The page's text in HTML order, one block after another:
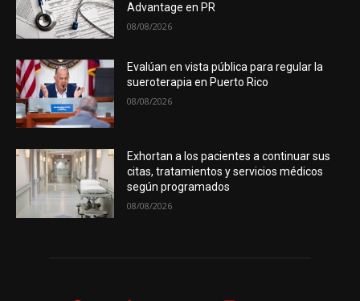
Advantage en PR
08/08/2026
Evalúan en vista pública para regular la
sueroterapia en Puerto Rico
08/08/2026
Exhortan a los pacientes a continuar sus
citas, tratamientos y servicios médicos
según programados
08/08/2026